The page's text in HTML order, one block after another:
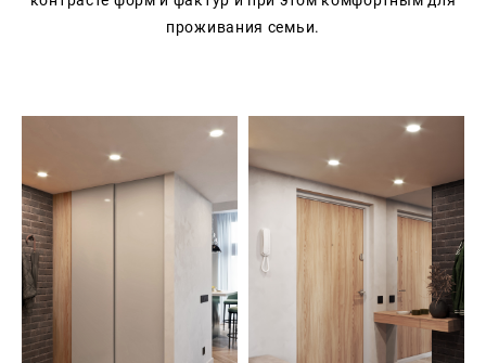
проживания семьи.